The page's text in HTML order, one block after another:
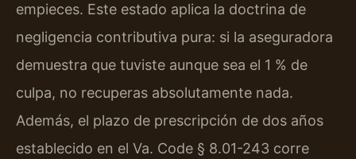
empieces. Este estado aplica la doctrina de
negligencia contributiva pura: si la aseguradora
demuestra que tuviste aunque sea el 1 % de
culpa, no recuperas absolutamente nada.
Además, el plazo de prescripción de dos años
establecido en el Va. Code § 8.01-243 corre